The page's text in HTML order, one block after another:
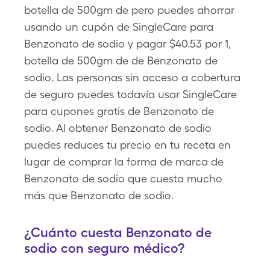
botella de 500gm de pero puedes ahorrar
usando un cupón de SingleCare para
Benzonato de sodio y pagar $40.53 por 1,
botella de 500gm de de Benzonato de
sodio. Las personas sin acceso a cobertura
de seguro puedes todavía usar SingleCare
para cupones gratis de Benzonato de
sodio. Al obtener Benzonato de sodio
puedes reduces tu precio en tu receta en
lugar de comprar la forma de marca de
Benzonato de sodio que cuesta mucho
más que Benzonato de sodio.
¿Cuánto cuesta Benzonato de
sodio con seguro médico?